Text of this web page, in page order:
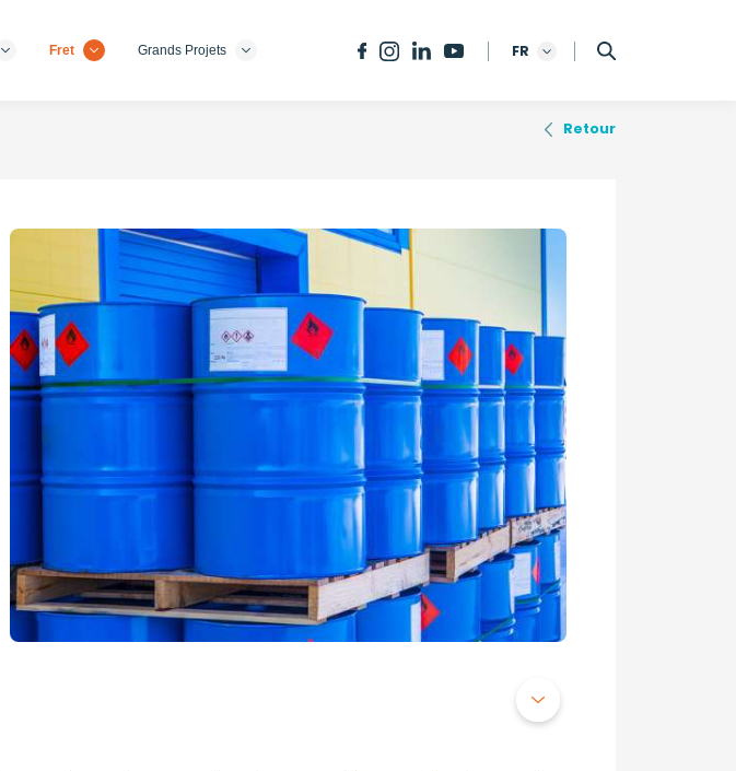
Fret Grands Projets FR
Retour